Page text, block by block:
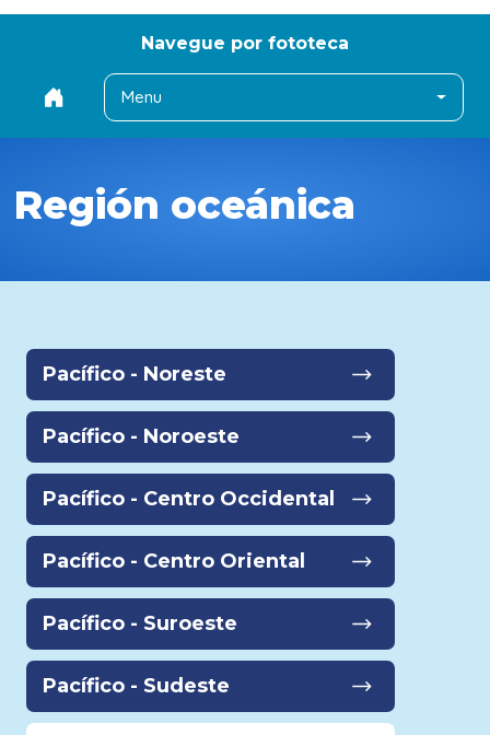
Navegue por fototeca
Menu
Región oceánica
Pacífico - Noreste
Pacífico - Noroeste
Pacífico - Centro Occidental
Pacífico - Centro Oriental
Pacífico - Suroeste
Pacífico - Sudeste